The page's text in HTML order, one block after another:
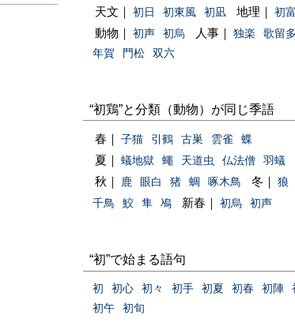
天文｜ 初日 初東風 初凪 地理｜ 初
動物｜ 初声 初烏 人事｜ 独楽
歌留多
年賀
門松 双六
“初鶏”と分類（動物）が同じ季語
春｜ 子猫 引鶴 古巣 雲雀 蝶
夏｜ 蟻地獄 蠅 天道虫 仏法僧 羽蟻
秋｜ 鹿 眼白 猪 蜩 啄木鳥 冬｜
狼
千鳥
鮫 隼 鳰 新春｜ 初烏 初声
“初”で始まる語句
初 初心 初々 初手 初夏 初春 初陣
初午
初旬